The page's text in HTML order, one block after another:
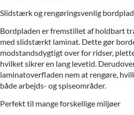
Slidstærk og rengøringsvenlig
Bordpladen er fremstillet af holdbart
med slidstærkt laminat. Dette gør
modstandsdygtigt over for ridser,
hvilket sikrer en lang levetid.
laminatoverfladen nem at rengøre,
både arbejds- og spiseområder.
Perfekt til mange forskellige miljøer